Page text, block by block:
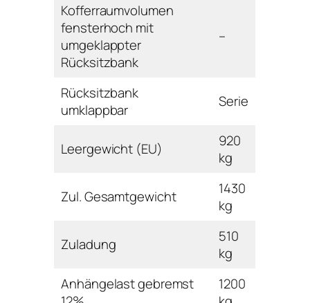
Kofferraumvolumen
fensterhoch mit
umgeklappter
Rücksitzbank
–
Rücksitzbank
umklappbar
Serie
Leergewicht (EU)
920
kg
Zul. Gesamtgewicht
1430
kg
Zuladung
510
kg
Anhängelast gebremst
1200